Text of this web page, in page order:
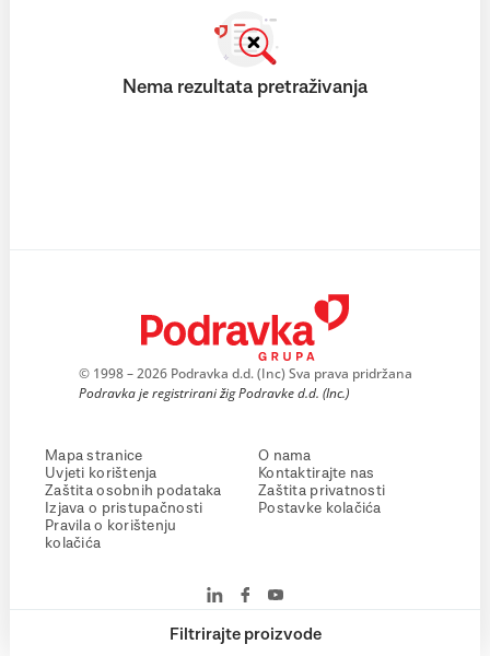
Filtrirajte proizvode
Nema rezultata pretraživanja
© 1998 – 2026 Podravka d.d. (Inc) Sva prava pridržana
Podravka je registrirani žig Podravke d.d. (Inc.)
Mapa stranice
Uvjeti korištenja
Zaštita osobnih podataka
Izjava o pristupačnosti
Pravila o korištenju
kolačića
O nama
Kontaktirajte nas
Zaštita privatnosti
Postavke kolačića